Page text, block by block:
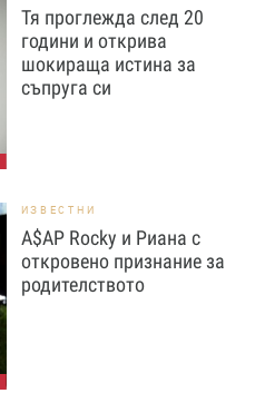
Тя проглежда след 20
години и открива
шокираща истина за
съпруга си
ИЗВЕСТНИ
A$AP Rocky и Риана с
откровено признание за
родителството